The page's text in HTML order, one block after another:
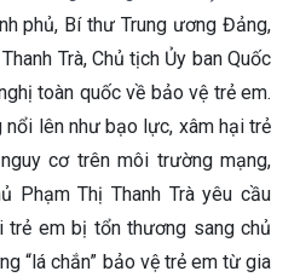
phủ, Bí thư Trung ương Đảng,
Trà, Chủ tịch Ủy ban Quốc
toàn quốc về bảo vệ trẻ em.
lên như bạo lực, xâm hại trẻ
cơ trên môi trường mạng,
Phạm Thị Thanh Trà yêu cầu
trẻ em bị tổn thương sang chủ
“lá chắn” bảo vệ trẻ em từ gia